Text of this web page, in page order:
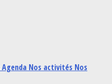
Agenda Nos activités Nos